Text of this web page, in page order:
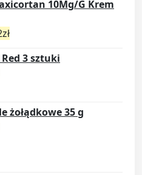
10Mg/G Krem
zł
3 sztuki
żołądkowe 35 g